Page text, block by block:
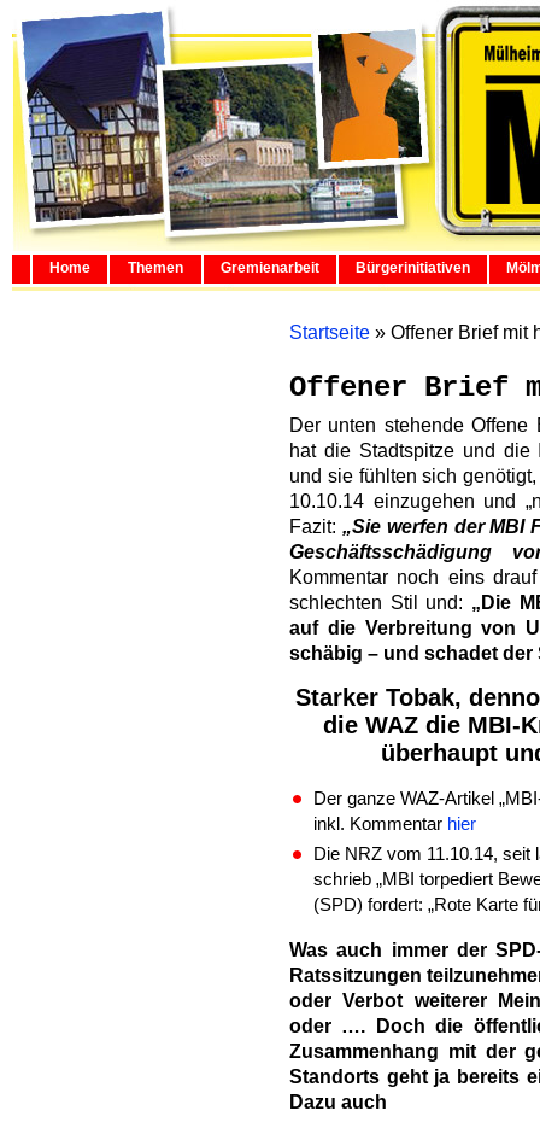
Home Themen Gremienarbeit Bürgerinitiativen
Startseite » Offener Brief mit
Offener Brief
Der unten stehende Offene
hat die Stadtspitze und die
und sie fühlten sich
10.10.14 einzugehen und
Fazit: „Sie werfen der MBI
Geschäftsschädigung
Kommentar noch eins
schlechten Stil und: „Die
auf die Verbreitung von
schäbig – und schadet der
Starker Tobak,
die WAZ die MBI-
überhaupt
Der ganze WAZ-Artikel
inkl. Kommentar hier
Die NRZ vom 11.10.14, seit
schrieb „MBI torpediert
(SPD) fordert: „Rote Karte
Was auch immer der
Ratssitzungen
oder Verbot weiterer
oder …. Doch die
Zusammenhang mit der
Standorts geht ja bereits
Dazu auch